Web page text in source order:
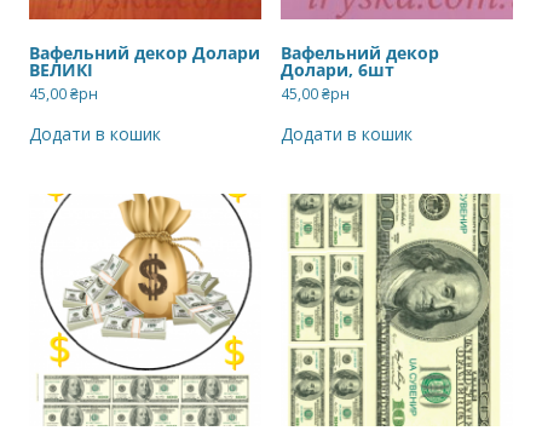
Вафельний декор Долари
ВЕЛИКІ
45,00₴рн
Додати в кошик
Вафельний декор
Долари, 6шт
45,00₴рн
Додати в кошик